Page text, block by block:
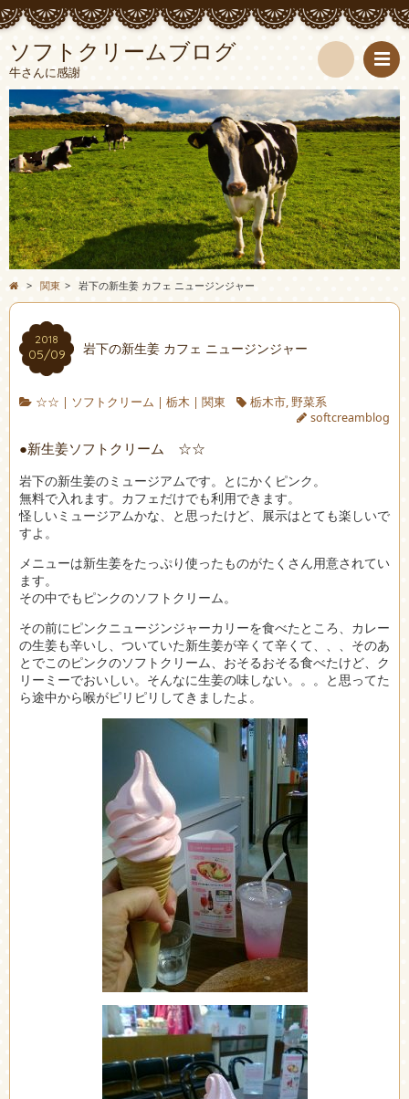
ソフトクリームブログ
牛さんに感謝
検
索
> 関東 > 岩下の新生姜 カフェ ニュージンジャー
2018
05/09 岩下の新生姜 カフェ ニュージンジャー
☆☆ | ソフトクリーム | 栃木 | 関東 栃木市,野菜系
softcreamblog
●新生姜ソフトクリーム ☆☆
岩下の新生姜のミュージアムです。とにかくピンク。
無料で入れます。カフェだけでも利用できます。
怪しいミュージアムかな、と思ったけど、展示はとても楽しいで
すよ。
メニューは新生姜をたっぷり使ったものがたくさん用意されてい
ます。
その中でもピンクのソフトクリーム。
その前にピンクニュージンジャーカリーを食べたところ、カレー
の生姜も辛いし、ついていた新生姜が辛くて辛くて、、、そのあ
とでこのピンクのソフトクリーム、おそるおそる食べたけど、ク
リーミーでおいしい。そんなに生姜の味しない。。。と思ってた
ら途中から喉がピリピリしてきましたよ。